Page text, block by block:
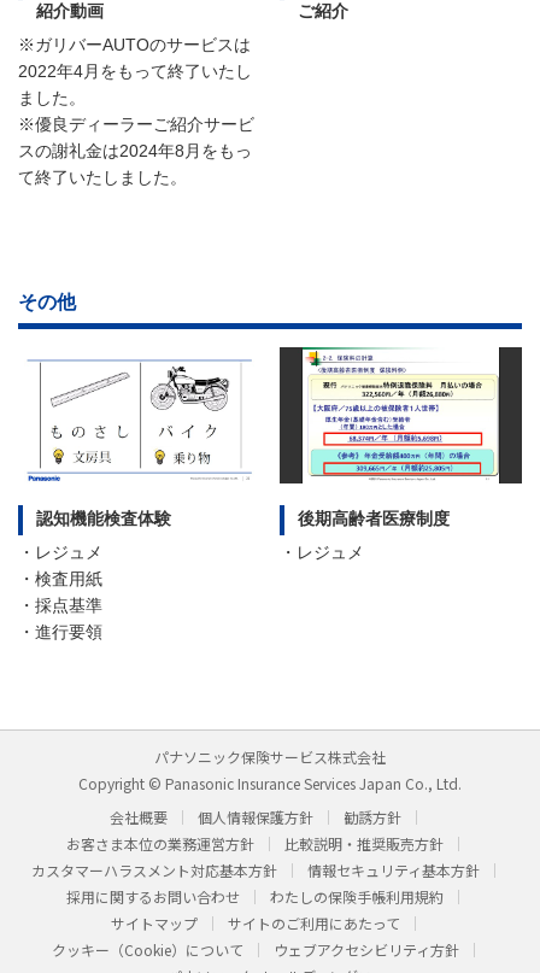
紹介動画
※ガリバーAUTOのサービスは
2022年4月をもって終了いたし
ました。
※優良ディーラーご紹介サービ
スの謝礼金は2024年8月をもっ
て終了いたしました。
ご紹介
その他
認知機能検査体験
・レジュメ
・検査用紙
・採点基準
・進行要領
後期高齢者医療制度
・レジュメ
パナソニック保険サービス株式会社
Copyright © Panasonic Insurance Services Japan Co., Ltd.
会社概要
個人情報保護方針
勧誘方針
お客さま本位の業務運営方針
比較説明・推奨販売方針
カスタマーハラスメント対応基本方針
情報セキュリティ基本方針
採用に関するお問い合わせ
わたしの保険手帳利用規約
サイトマップ
サイトのご利用にあたって
クッキー（Cookie）について
ウェブアクセシビリティ方針